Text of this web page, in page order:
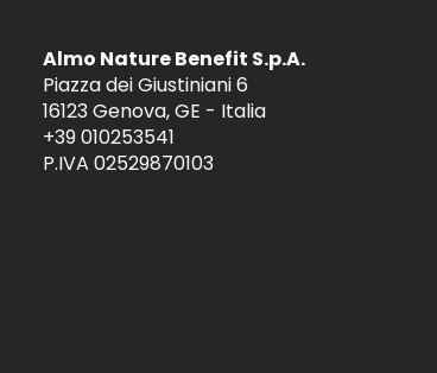
Almo Nature Benefit S.p.A.
Piazza dei Giustiniani 6
16123 Genova, GE - Italia
+39 010253541
P.IVA 02529870103